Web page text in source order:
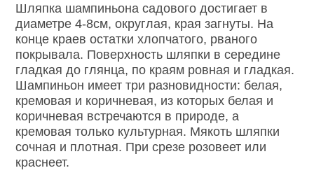
Шляпка шампиньона садового достигает в
диаметре 4-8см, округлая, края загнуты. На
конце краев остатки хлопчатого, рваного
покрывала. Поверхность шляпки в середине
гладкая до глянца, по краям ровная и гладкая.
Шампиньон имеет три разновидности: белая,
кремовая и коричневая, из которых белая и
коричневая встречаются в природе, а
кремовая только культурная. Мякоть шляпки
сочная и плотная. При срезе розовеет или
краснеет.